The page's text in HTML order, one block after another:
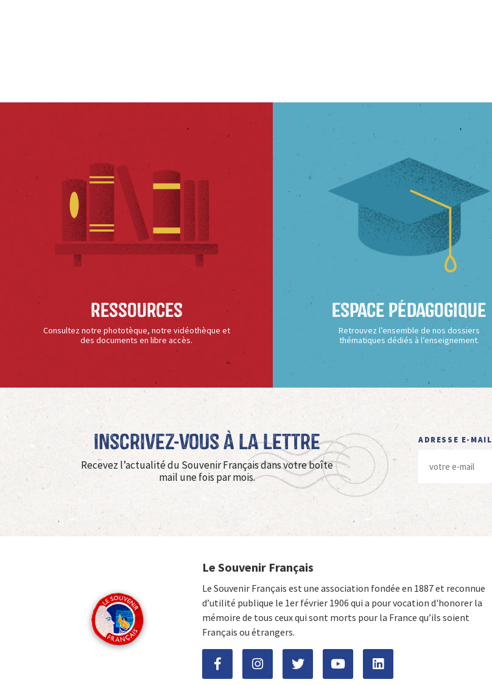
Ressources
Consultez notre phototèque, notre vidéothèque et
des documents en libre accès.
Espace Pédagogique
Retrouvez l’ensemble de nos dossiers
thématiques dédiés à l’enseignement.
Inscrivez-vous à La Lettre
Recevez l’actualité du Souvenir Français dans votre boîte
mail une fois par mois.
ADRESSE E-MAIL
Le Souvenir Français
Le Souvenir Français est une association fondée en 1887 et reconnue
d’utilité publique le 1er février 1906 qui a pour vocation d'honorer la
mémoire de tous ceux qui sont morts pour la France qu’ils soient
Français ou étrangers.